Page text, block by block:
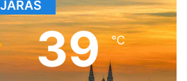
39℃